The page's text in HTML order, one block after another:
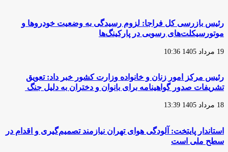
ندهید/
راه
نجات
تهران
جایگزینی
فرسوده
نیست؛
بلکه
فروش
تردد
در
پایتخت
واگذاری
زمین
در
صنفی
رئیس بازرسی کل فراجا: لزوم رسیدگی به وضعیت خودروها و
موتورسیکلت‌های رسوبی در پارکینگ‌ها
19 مرداد 1405 10:36
رئیس مرکز امور زنان و خانواده وزارت کشور خبر داد: تعویق
تشریفات صدور گواهینامه برای بانوان و دختران به دلیل جنگ
18 مرداد 1405 13:39
استاندار پایتخت: آلودگی هوای تهران نیازمند تصمیم‌گیری و اقدام در
سطح ملی است